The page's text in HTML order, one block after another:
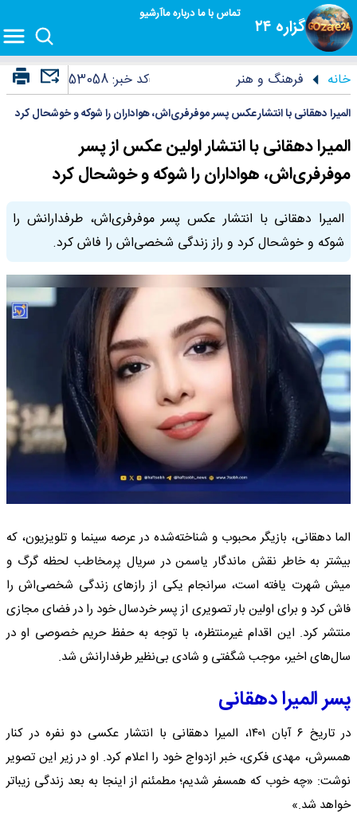
گزاره ۲۴
تماس با مادرباره ماآرشیو
خانه فرهنگ و هنر کد خبر:53058
المیرا دهقانی با انتشار عکس پسر موفرفری‌اش، هواداران را شوکه و خوشحال کرد
المیرا دهقانی با انتشار اولین عکس از پسر
موفرفری‌اش، هواداران را شوکه و خوشحال کرد
المیرا دهقانی با انتشار عکس پسر موفرفری‌اش، طرفدارانش را
شوکه و خوشحال کرد و راز زندگی شخصی‌اش را فاش کرد.
الما دهقانی، بازیگر محبوب و شناخته‌شده در عرصه سینما و تلویزیون، که
بیشتر به خاطر نقش ماندگار یاسمن در سریال پرمخاطب لحظه گرگ و
میش شهرت یافته است، سرانجام یکی از رازهای زندگی شخصی‌اش را
فاش کرد و برای اولین بار تصویری از پسر خردسال خود را در فضای مجازی
منتشر کرد. این اقدام غیرمنتظره، با توجه به حفظ حریم خصوصی او در
سال‌های اخیر، موجب شگفتی و شادی بی‌نظیر طرفدارانش شد.
پسر المیرا دهقانی
در تاریخ ۶ آبان ۱۴۰۱، المیرا دهقانی با انتشار عکسی دو نفره در کنار
همسرش، مهدی فکری، خبر ازدواج خود را اعلام کرد. او در زیر این تصویر
نوشت: «چه خوب که همسفر شدیم؛ مطمئنم از اینجا به بعد زندگی زیباتر
خواهد شد.»